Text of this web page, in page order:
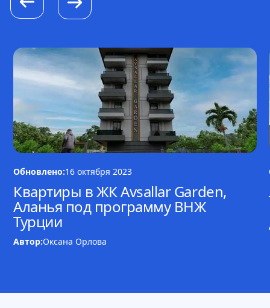
Обновлено:16 октября 2023
Квартиры в ЖК Avsallar Garden,
Аланья под программу ВНЖ
Турции
Автор:Оксана Орлова